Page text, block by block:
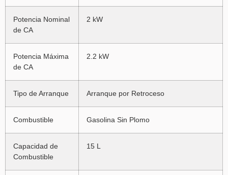
Potencia Nominal
de CA
2 kW
Potencia Máxima
de CA
2.2 kW
Tipo de Arranque Arranque por Retroceso
Combustible Gasolina Sin Plomo
Capacidad de
Combustible
15 L